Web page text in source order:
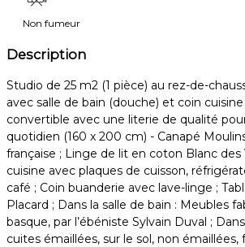
Non fumeur
Description
Studio de 25 m2 (1 pièce) au rez-de-
avec salle de bain (douche) et coin
convertible avec une literie de qualité
quotidien (160 x 200 cm) - Canapé
française ; Linge de lit en coton Blanc des
cuisine avec plaques de cuisson,
café ; Coin buanderie avec lave-linge ;
Placard ; Dans la salle de bain : Meubles
basque, par l’ébéniste Sylvain Duval ;
cuites émaillées, sur le sol, non émaillées,